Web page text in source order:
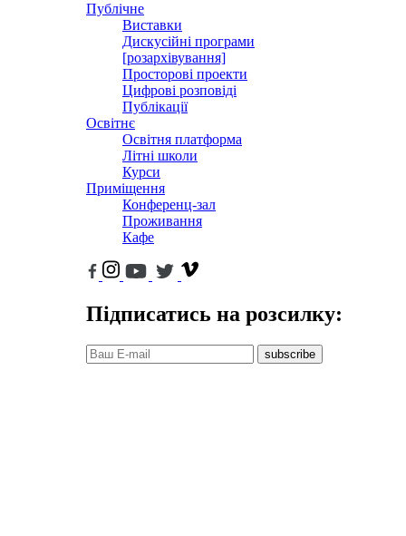
Публічне
Виставки
Дискусійні програми
[розархівування]
Просторові проекти
Цифрові розповіді
Публікації
Освітнє
Освітня платформа
Літні школи
Курси
Приміщення
Конференц-зал
Проживання
Кафе
Підписатись на розсилку:
subscribe